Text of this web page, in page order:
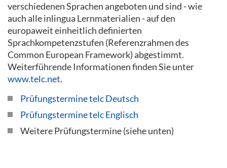
verschiedenen Sprachen angeboten und sind - wie
auch alle inlingua Lernmaterialien - auf den
europaweit einheitlich definierten
Sprachkompetenzstufen (Referenzrahmen des
Common European Framework) abgestimmt.
Weiterführende Informationen finden Sie unter
www.telc.net.
Prüfungstermine telc Deutsch
Prüfungstermine telc Englisch
Weitere Prüfungstermine (siehe unten)